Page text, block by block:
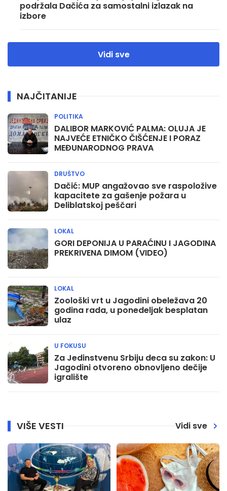
podržala Dačića za samostalni izlazak na
izbore
Vidi sve
NAJČITANIJE
DALIBOR MARKOVIĆ PALMA: OLUJA JE
NAJVEĆE ETNIČKO ČIŠĆENJE I PORAZ
MEĐUNARODNOG PRAVA
POLITIKA
Dačić: MUP angažovao sve raspoložive
kapacitete za gašenje požara u
Deliblatskoj peščari
DRUŠTVO
GORI DEPONIJA U PARAĆINU I JAGODINA
PREKRIVENA DIMOM (VIDEO)
LOKAL
Zoološki vrt u Jagodini obeležava 20
godina rada, u ponedeljak besplatan
ulaz
LOKAL
Za Jedinstvenu Srbiju deca su zakon: U
Jagodini otvoreno obnovljeno dečije
igralište
U FOKUSU
VIŠE VESTI Vidi sve